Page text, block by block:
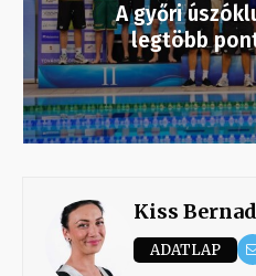
A győri
legtöbb
Kiss
ADATLAP